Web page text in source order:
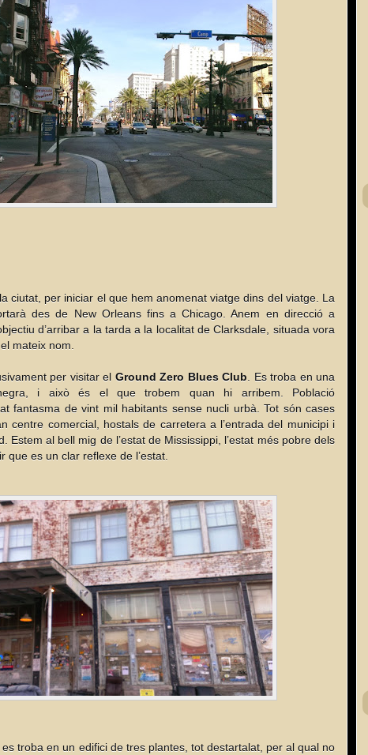
ciutat, per iniciar el que hem anomenat viatge dins del viatge. La
des de New Orleans fins a Chicago. Anem en direcció a
d’arribar a la tarda a la localitat de Clarksdale, situada vora
mateix nom.
per visitar el Ground Zero Blues Club . Es troba en una
i això és el que trobem quan hi arribem. Població
fantasma de vint mil habitants sense nucli urbà. Tot són cases
centre comercial, hostals de carretera a l’entrada del municipi i
Estem al bell mig de l’estat de Mississippi, l’estat més pobre dels
que es un clar reflexe de l’estat.
troba en un edifici de tres plantes, tot destartalat, per al qual no